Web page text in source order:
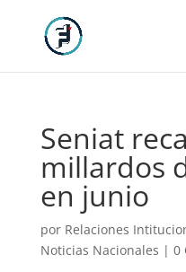
Seniat
millardos
en junio
por Relaciones
Noticias Nacionales | 0